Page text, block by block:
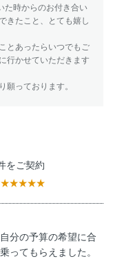
た時からのお付き合い
きたこと、とても嬉し
とあったらいつでもご
行かせていただきます
願っております。
をご契約
分の予算の希望に合
ってもらえました。